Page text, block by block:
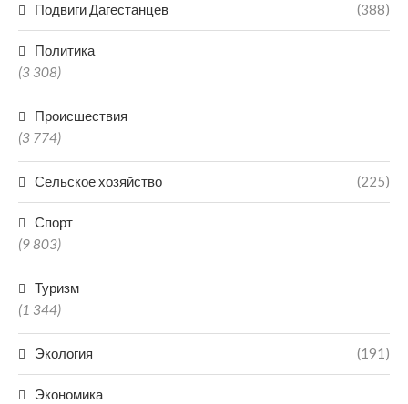
Подвиги Дагестанцев (388)
Политика
(3 308)
Происшествия
(3 774)
Сельское хозяйство (225)
Спорт
(9 803)
Туризм
(1 344)
Экология (191)
Экономика